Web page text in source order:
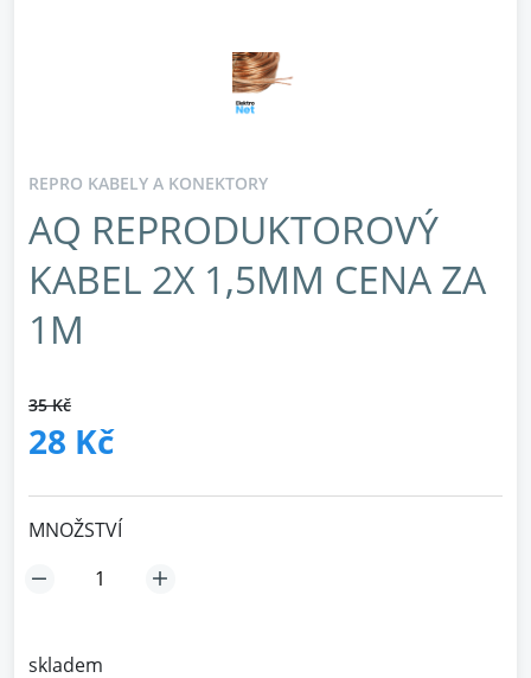
REPRO KABELY A KONEKTORY
AQ REPRODUKTOROVÝ
KABEL 2X 1,5MM CENA ZA
1M
35 Kč
28 Kč
MNOŽSTVÍ
skladem